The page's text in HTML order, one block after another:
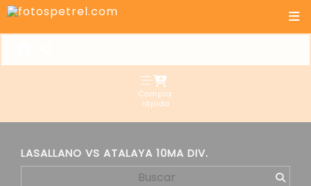
Compra
rápida
LASALLANO VS ATALAYA 10MA DIV.